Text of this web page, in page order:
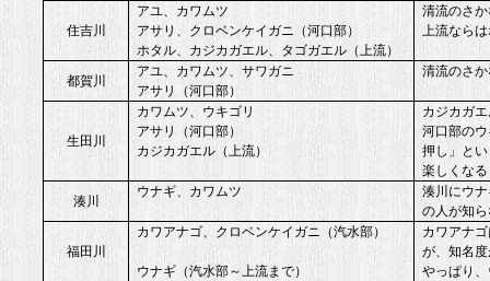
住吉川
アユ、カワムツ
アサリ、クロベンケイガニ（河口部）
ホタル、カジカガエル、タゴガエル（上流）
清流のさ
上流なら
都賀川
アユ、カワムツ、サワガニ
アサリ（河口部）
清流のさ
生田川
カワムツ、ウキゴリ
アサリ（河口部）
カジカガエル（上流）
カジカガ
河口部の
押し」と
楽しくな
湊川
ウナギ、カワムツ
湊川にウ
の人が知
福田川
カワアナゴ、クロベンケイガニ（汽水部）
ウナギ（汽水部～上流まで）
カワアナ
が、知名
やっぱり